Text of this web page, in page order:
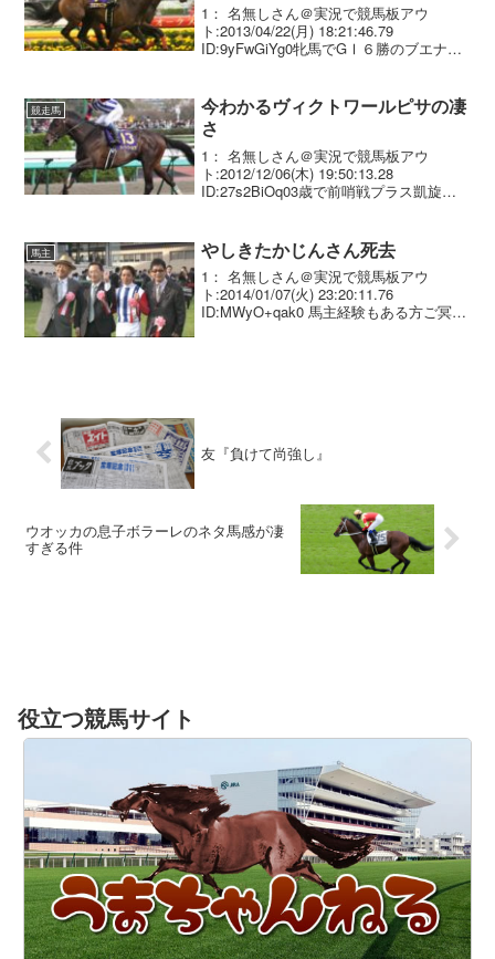
1： 名無しさん＠実況で競馬板アウ
ト:2013/04/22(月) 18:21:46.79
ID:9yFwGiYg0牝馬でGⅠ６勝のブエナビ
エルコンなんかより顕彰馬に...
競走馬
今わかるヴィクトワールピサの凄
さ
1： 名無しさん＠実況で競馬板アウ
ト:2012/12/06(木) 19:50:13.28
ID:27s2BiOq03歳で前哨戦プラス凱旋門
馬主 やしきたかじんさん死去
1： 名無しさん＠実況で競馬板アウ
ト:2014/01/07(火) 23:20:11.76
ID:MWyO+qak0 馬主経験もある方ご冥福
友『負けて尚強し』
ウオッカの息子ボラーレのネタ馬感が凄
すぎる件
役立つ競馬サイト